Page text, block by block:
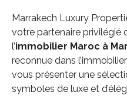
Marrakech Luxury
votre partenaire privilégié
l’immobilier Maroc à
reconnue dans
vous présenter une
symboles de luxe et